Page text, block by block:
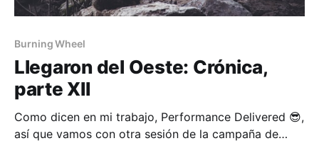
Burning Wheel
Llegaron del Oeste: Crónica,
parte XII
Como dicen en mi trabajo, Performance Delivered 😎,
así que vamos con otra sesión de la campaña de